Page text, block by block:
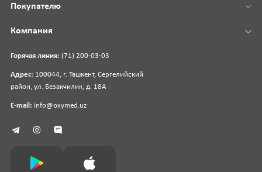
Горячая линия: (71) 200-03-03
Адрес: 100044, г. Ташкент, Сергелийский
район, ул. Безакчилик, д. 18А
E-mail: info@oxymed.uz
Покупателю
Компания